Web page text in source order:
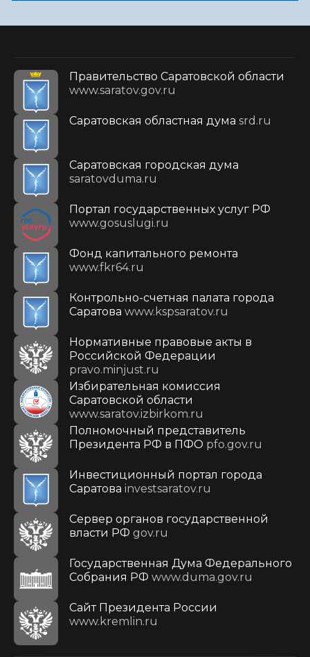
Правительство Саратовской области
www.saratov.gov.ru
Саратовская областная дума srd.ru
Саратовская городская дума
saratovduma.ru
Портал государственных услуг РФ
www.gosuslugi.ru
Фонд капитального ремонта
www.fkr64.ru
Контрольно-счетная палата города
Саратова www.kspsaratov.ru
Нормативные правовые акты в
Российской Федерации
pravo.minjust.ru
Избирательная комиссия
Саратовской области
www.saratov.izbirkom.ru
Полномочный представитель
Президента РФ в ПФО pfo.gov.ru
Инвестиционный портал города
Саратова investsaratov.ru
Сервер органов государственной
власти РФ gov.ru
Государственная Дума Федерального
Собрания РФ www.duma.gov.ru
Cайт Президента России
www.kremlin.ru